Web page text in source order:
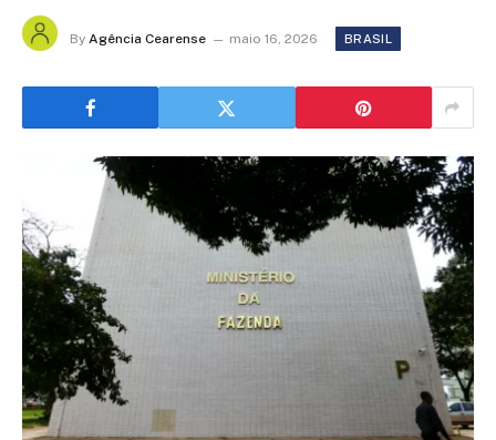
By Agência Cearense maio 16, 2026 BRASIL